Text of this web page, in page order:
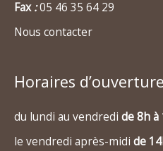
Fax:05 46 35 64 29
Nous contacter
Horaires
du lundi au vendredi de 8h à
le vendredi après-midi de